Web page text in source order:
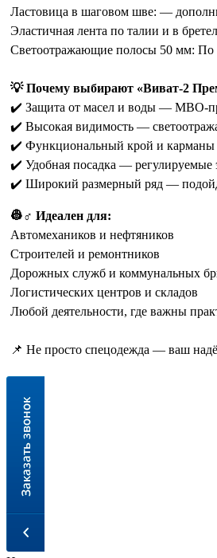
Ластовица в шаговом шве: —
Эластичная лента по талии и в
Светоотражающие полосы 50 мм: По
💡 Почему выбирают «Виват-2
✔️ Защита от масел и воды — МВО-
✔️ Высокая видимость —
✔️ Функциональный крой и карманы
✔️ Удобная посадка —
✔️ Широкий размерный ряд —
👷♂️ Идеален для:
Автомехаников и нефтяников
Строителей и ремонтников
Дорожных служб и коммунальных
Логистических центров и складов
Любой деятельности, где важны
📌 Не просто спецодежда — ваш